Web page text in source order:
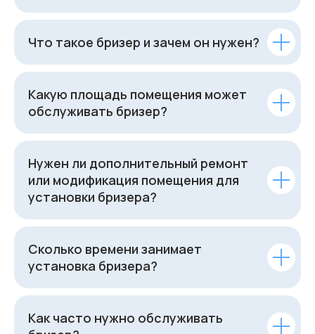
Что такое бризер и зачем он нужен?
Какую площадь помещения может
обслуживать бризер?
Нужен ли дополнительный ремонт
или модификация помещения для
установки бризера?
Сколько времени занимает
установка бризера?
Как часто нужно обслуживать